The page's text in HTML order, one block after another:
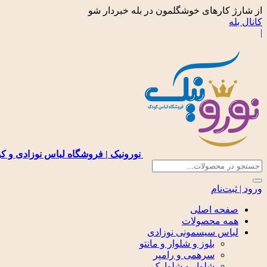
از شارژ کارهای خوشگلمون در بله خبردار شو
کانال بله
|
نورونیک | فروشگاه لباس نوزادی و
ورود | ثبت‌نام
صفحه اصلی
همه محصولات
لباس سیسمونی نوزادی
بلوز و شلوار و مانتو
سرهمی و رامپر